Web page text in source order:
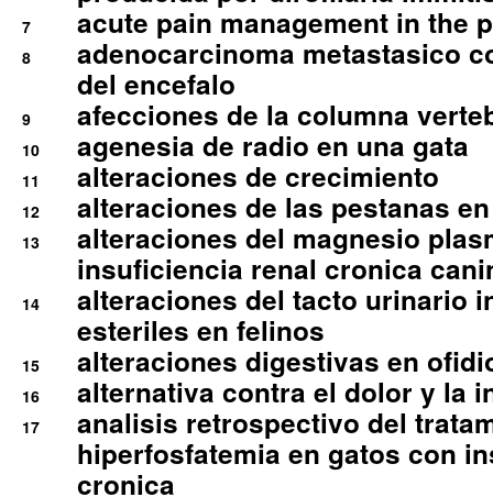
7 acute pain management in the
8
adenocarcinoma metastasico
del encefalo
9 afecciones de la columna
10 agenesia de radio en una gata
11 alteraciones de crecimiento
12 alteraciones de las pestanas
13
alteraciones del magnesio
insuficiencia renal cronica
14
alteraciones del tacto urinario
esteriles en felinos
15 alteraciones digestivas en
16 alternativa contra el dolor y la
17
analisis retrospectivo del
hiperfosfatemia en gatos con
cronica